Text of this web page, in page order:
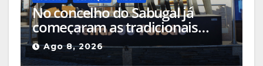
No concelho do Sabugal já
começaram as tradicionais
capeias que prometem animar
o mês
Ago 8, 2026